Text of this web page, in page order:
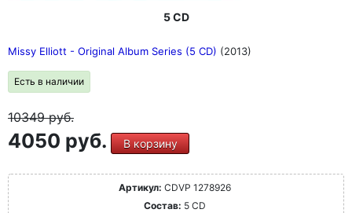
5 CD
Missy Elliott - Original Album Series (5 CD) (2013)
Есть в наличии
10349руб.
4050 руб. В корзину
Артикул: CDVP 1278926
Состав: 5 CD